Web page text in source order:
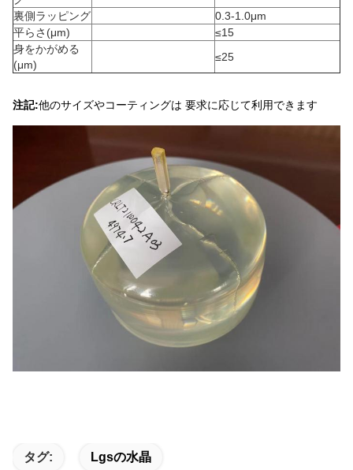
裏側ラッピング
0.3-1.0μm
平らさ (μm)
≤15
身をかがめる
(μm)
≤25
注記:他のサイズやコーティングは 要求に応じて利用できます
タグ: Lgsの水晶